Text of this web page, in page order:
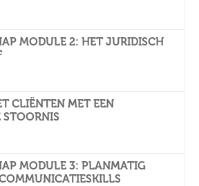
MODULE 2: HET JURIDISCH
CLIËNTEN MET EEN
STOORNIS
MODULE 3: PLANMATIG